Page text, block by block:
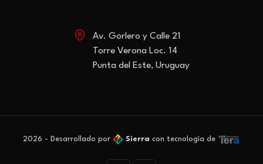
Av. Gorlero y Calle 21
Torre Verona Loc. 14
Punta del Este, Uruguay
2026 - Desarrollado por Sierra con tecnología de